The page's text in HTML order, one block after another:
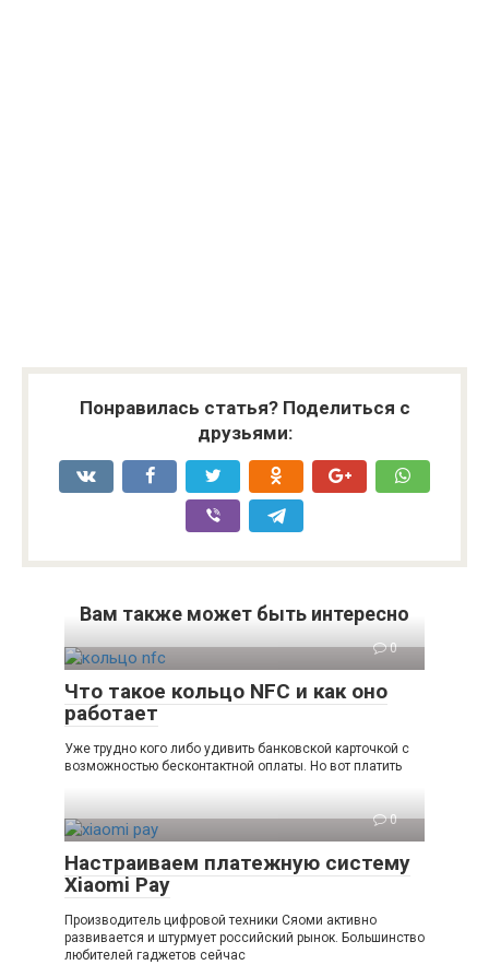
Понравилась статья? Поделиться с
друзьями:
Вам также может быть интересно
0
Что такое кольцо NFC и как оно
работает
Уже трудно кого либо удивить банковской карточкой с
возможностью бесконтактной оплаты. Но вот платить
0
Настраиваем платежную систему
Xiaomi Pay
Производитель цифровой техники Сяоми активно
развивается и штурмует российский рынок. Большинство
любителей гаджетов сейчас